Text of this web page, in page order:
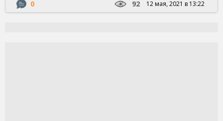
0 92 12 мая, 2021 в 13:22